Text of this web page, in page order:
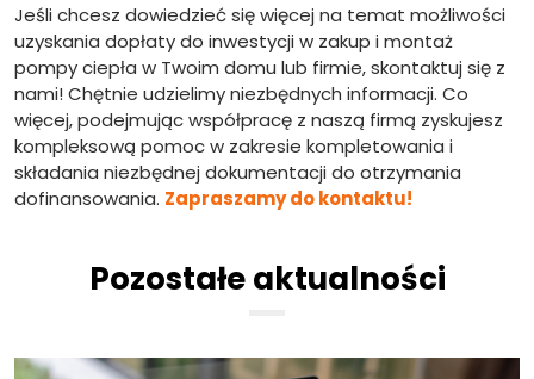
Jeśli chcesz dowiedzieć się więcej na temat możliwości
uzyskania dopłaty do inwestycji w zakup i montaż
pompy ciepła w Twoim domu lub firmie, skontaktuj się z
nami! Chętnie udzielimy niezbędnych informacji. Co
więcej, podejmując współpracę z naszą firmą zyskujesz
kompleksową pomoc w zakresie kompletowania i
składania niezbędnej dokumentacji do otrzymania
dofinansowania. Zapraszamy do kontaktu!
Pozostałe aktualności